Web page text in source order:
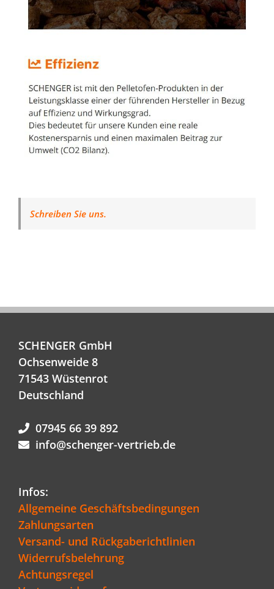
Schreiben Sie uns.
SCHENGER GmbH
Ochsenweide 8
71543 Wüstenrot
Deutschland
07945 66 39 892
info@schenger-vertrieb.de
Infos:
Allgemeine Geschäftsbedingungen
Zahlungsarten
Versand- und Rückgaberichtlinien
Widerrufsbelehrung
Achtungsregel